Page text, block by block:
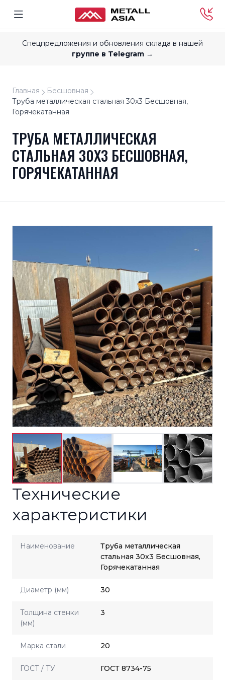
Спецпредложения и обновления склада в нашей
группе в Telegram →
Главная
Бесшовная
Труба металлическая стальная 30x3 Бесшовная,
Горячекатанная
ТРУБА МЕТАЛЛИЧЕСКАЯ
СТАЛЬНАЯ 30X3 БЕСШОВНАЯ,
ГОРЯЧЕКАТАННАЯ
Технические
характеристики
Наименование
Труба металлическая
стальная 30x3 Бесшовная,
Горячекатанная
Диаметр (мм) 30
Толщина стенки
(мм)
3
Марка стали 20
ГОСТ / ТУ ГОСТ 8734-75